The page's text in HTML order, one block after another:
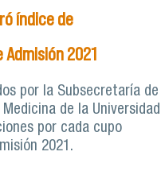
área”
índice de
2021
por la Subsecretaría de
de la Universidad
por cada cupo
2021.